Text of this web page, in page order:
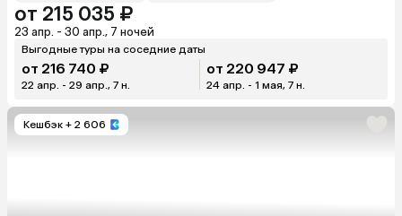
от 215 035 ₽
23 апр. - 30 апр., 7 ночей
Выгодные туры на соседние даты
от 216 740 ₽
22 апр. - 29 апр., 7 н.
от 220 947 ₽
24 апр. - 1 мая, 7 н.
Кешбэк + 2 606